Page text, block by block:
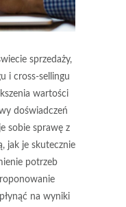
sprzedaży,
i cross-sellingu
wartości
doświadczeń
sobie sprawę z
jak je skutecznie
potrzeb
na wyniki